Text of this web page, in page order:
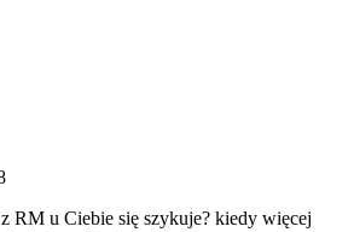
RM u Ciebie się szykuje? kiedy więcej